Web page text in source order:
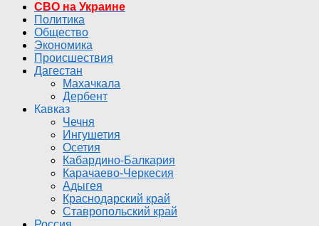
СВО на Украине
Политика
Общество
Экономика
Происшествия
Дагестан
Махачкала
Дербент
Кавказ
Чечня
Ингушетия
Осетия
Кабардино-Балкария
Карачаево-Черкесия
Адыгея
Краснодарский край
Ставропольский край